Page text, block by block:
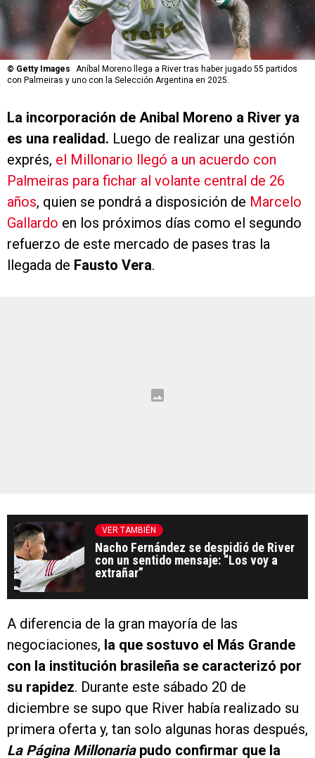
© Getty Images
Aníbal Moreno llega a River tras haber jugado 55 partidos
con Palmeiras y uno con la Selección Argentina en 2025.
La incorporación de Anibal Moreno a River ya
es una realidad. Luego de realizar una gestión
exprés, el Millonario llegó a un acuerdo con
Palmeiras para fichar al volante central de 26
años, quien se pondrá a disposición de Marcelo
Gallardo en los próximos días como el segundo
refuerzo de este mercado de pases tras la
llegada de Fausto Vera.
VER TAMBIÉN
Nacho Fernández se despidió de River
con un sentido mensaje: “Los voy a
extrañar”
A diferencia de la gran mayoría de las
negociaciones, la que sostuvo el Más Grande
con la institución brasileña se caracterizó por
su rapidez. Durante este sábado 20 de
diciembre se supo que River había realizado su
primera oferta y, tan solo algunas horas después,
La Página Millonariapudo confirmar que la